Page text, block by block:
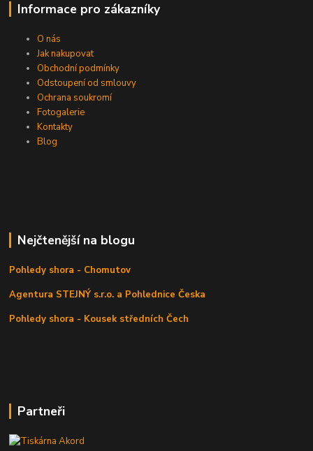
Informace pro zákazníky
O nás
Jak nakupovat
Obchodní podmínky
Odstoupení od smlouvy
Ochrana soukromí
Fotogalerie
Kontakty
Blog
Nejčtenější na blogu
Pohledy shora - Chomutov
Agentura STEJNÝ s.r.o. a Pohlednice Česka
Pohledy shora - Kousek středních Čech
Partneři